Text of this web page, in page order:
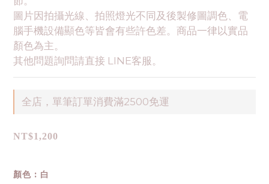
圖片因拍攝光線、拍照燈光不同及後製修圖調色、電
腦手機設備顯色等皆會有些許色差。商品一律以實品
顏色為主。
其他問題詢問請直接 LINE客服。
全店，單筆訂單消費滿2500免運
NT$1,200
顏色 : 白